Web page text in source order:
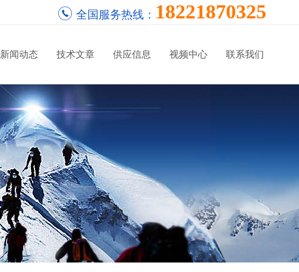
全国服务热线： 18221870325
新闻动态 技术文章 供应信息 视频中心 联系我们